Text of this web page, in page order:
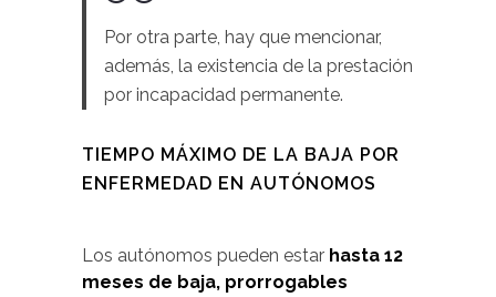
Por otra parte, hay que mencionar,
además, la existencia de la prestación
por incapacidad permanente.
TIEMPO MÁXIMO DE LA BAJA POR
ENFERMEDAD EN AUTÓNOMOS
Los autónomos pueden estar hasta 12
meses de baja, prorrogables